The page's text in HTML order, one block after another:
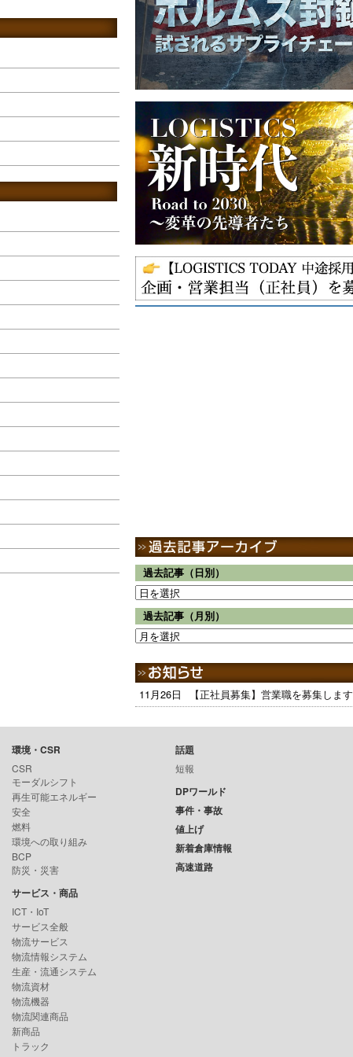
過去記事（日別）
過去記事（月別）
11月26日 【正社員募集】営業職を募集します
環境・CSR
CSR
モーダルシフト
再生可能エネルギー
安全
燃料
環境への取り組み
BCP
防災・災害
サービス・商品
ICT・IoT
サービス全般
物流サービス
物流情報システム
生産・流通システム
物流資材
物流機器
物流関連商品
新商品
トラック
話題
短報
DPワールド
事件・事故
値上げ
新着倉庫情報
高速道路